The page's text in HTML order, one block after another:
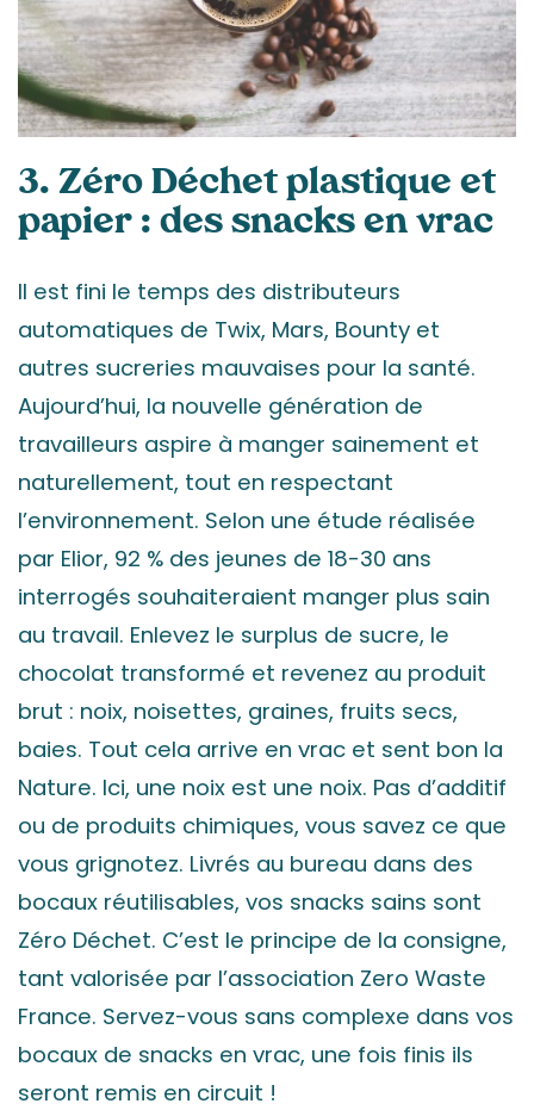
3. Zéro Déchet plastique et
papier : des snacks en vrac
Il est fini le temps des distributeurs
automatiques de Twix, Mars, Bounty et
autres sucreries mauvaises pour la santé.
Aujourd’hui, la nouvelle génération de
travailleurs aspire à manger sainement et
naturellement, tout en respectant
l’environnement. Selon une étude réalisée
par Elior, 92 % des jeunes de 18-30 ans
interrogés souhaiteraient manger plus sain
au travail. Enlevez le surplus de sucre, le
chocolat transformé et revenez au produit
brut : noix, noisettes, graines, fruits secs,
baies. Tout cela arrive en vrac et sent bon la
Nature. Ici, une noix est une noix. Pas d’additif
ou de produits chimiques, vous savez ce que
vous grignotez. Livrés au bureau dans des
bocaux réutilisables, vos snacks sains sont
Zéro Déchet. C’est le principe de la consigne,
tant valorisée par l’association Zero Waste
France. Servez-vous sans complexe dans vos
bocaux de snacks en vrac, une fois finis ils
seront remis en circuit !